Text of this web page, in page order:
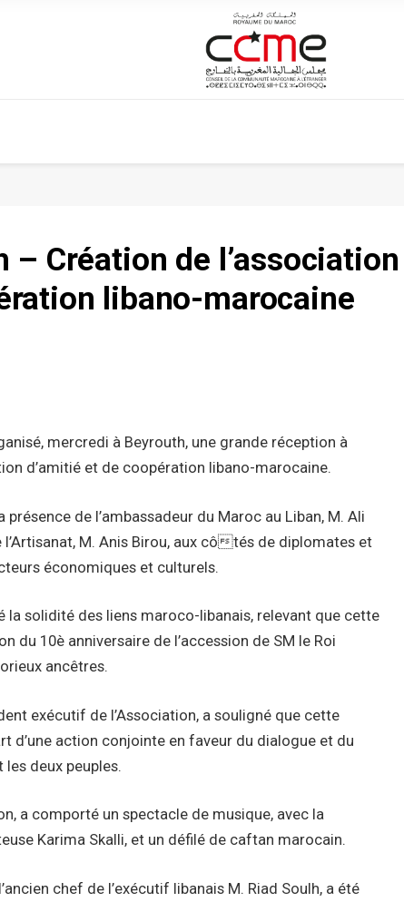
Création de l’association
libano-marocaine
mercredi à Beyrouth, une grande réception à
d’amitié et de coopération libano-marocaine.
de l’ambassadeur du Maroc au Liban, M. Ali
l’Artisanat, M. Anis Birou, aux côtés de diplomates et
économiques et culturels.
la solidité des liens maroco-libanais, relevant que cette
du 10è anniversaire de l’accession de SM le Roi
ancêtres.
exécutif de l’Association, a souligné que cette
d’une action conjointe en faveur du dialogue et du
deux peuples.
a comporté un spectacle de musique, avec la
Karima Skalli, et un défilé de caftan marocain.
chef de l’exécutif libanais M. Riad Soulh, a été